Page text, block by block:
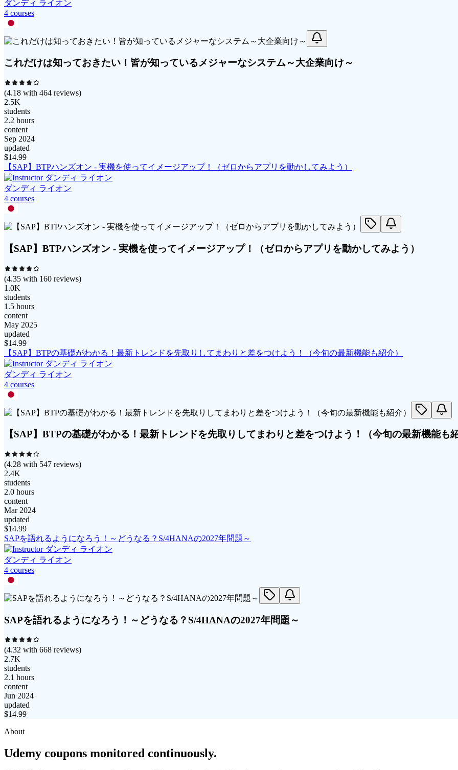
ダンディ ライオン
4 courses
これだけは知っておきたい！皆が知っているメジャーなシステム～大企業向け～
(4.18 with 464 reviews)
2.5K
students
2.2 hours
content
Sep 2024
updated
$14.99
【SAP】BTPハンズオン - 実機を使ってイメージアップ！（ゼロからアプリを動かしてみよう）
ダンディ ライオン
4 courses
【SAP】BTPハンズオン - 実機を使ってイメージアップ！（ゼロからアプリを動かしてみよう）
(4.35 with 160 reviews)
1.0K
students
1.5 hours
content
May 2025
updated
$14.99
【SAP】BTPの基礎がわかる！最新トレンドを先取りしてまわりと差をつけよう！（今旬の最新機能も紹介）
ダンディ ライオン
4 courses
【SAP】BTPの基礎がわかる！最新トレンドを先取りしてまわりと差をつけよう！（今旬の最新機能も
(4.28 with 547 reviews)
2.4K
students
2.0 hours
content
Mar 2024
updated
$14.99
SAPを語れるようになろう！～どうなる？S/4HANAの2027年問題～
ダンディ ライオン
4 courses
SAPを語れるようになろう！～どうなる？S/4HANAの2027年問題～
(4.32 with 668 reviews)
2.7K
students
2.1 hours
content
Jun 2024
updated
$14.99
About
Udemy coupons monitored continuously.